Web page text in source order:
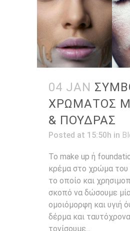
04 JAN
ΧΡΩΜΑΤΟΣ
& ΠΟΥΔΡΑΣ
Posted at 15:50h in
Το make up ή
κρέμα στο χρώμα του
το οποίο και
σκοπό να δώσουμε
ομοιόμορφη και υγιή
δέρμα και
τονίσουμε...